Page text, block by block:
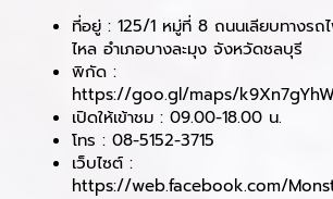
ที่อยู่ : 125/1 หมู่ที่ 8 ถนนเลียบทางรถ
ไหล อำเภอบางละมุง จังหวัดชลบุรี
พิกัด :
https://goo.gl/maps/
เปิดให้เข้าชม : 09.00-18.00 น.
โทร : 08-5152-3715
เว็บไซต์ :
https://web.facebook.com/